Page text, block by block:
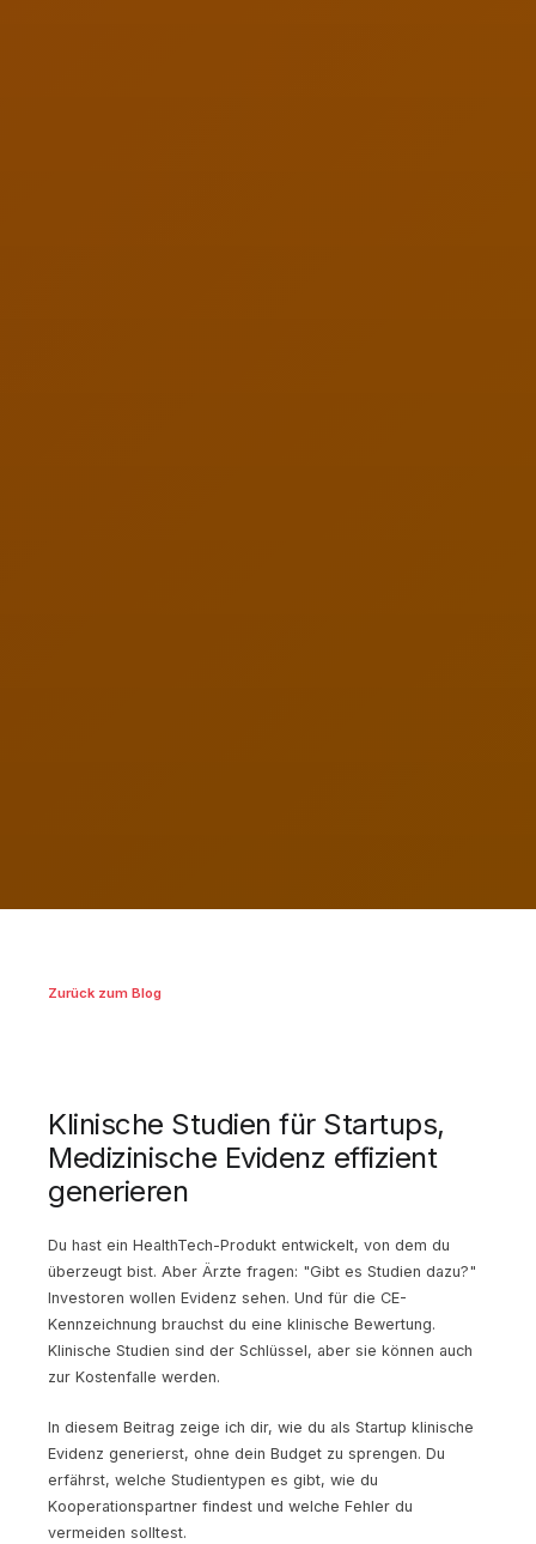
Zurück zum Blog
Klinische Studien für Startups,
Medizinische Evidenz effizient
generieren
Du hast ein HealthTech-Produkt entwickelt, von dem du
überzeugt bist. Aber Ärzte fragen: "Gibt es Studien dazu?"
Investoren wollen Evidenz sehen. Und für die CE-
Kennzeichnung brauchst du eine klinische Bewertung.
Klinische Studien sind der Schlüssel, aber sie können auch
zur Kostenfalle werden.
In diesem Beitrag zeige ich dir, wie du als Startup klinische
Evidenz generierst, ohne dein Budget zu sprengen. Du
erfährst, welche Studientypen es gibt, wie du
Kooperationspartner findest und welche Fehler du
vermeiden solltest.